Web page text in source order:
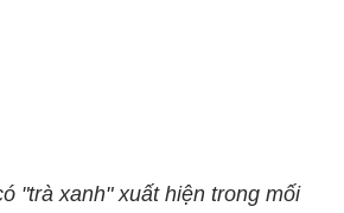
"trà xanh" xuất hiện trong mối